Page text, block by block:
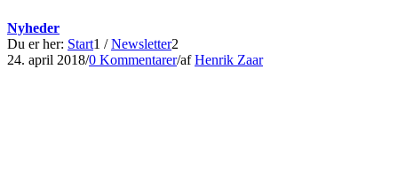
Nyheder
Du er her: Start1 / Newsletter2
24. april 2018/0 Kommentarer/afHenrik Zaar